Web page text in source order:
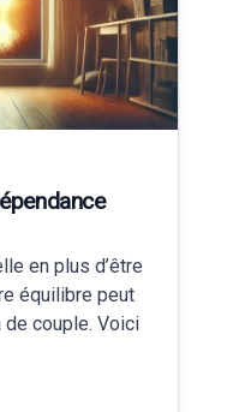
en plus d’être
équilibre peut
couple. Voici